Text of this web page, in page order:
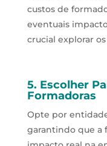
custos de
eventuais
crucial explorar
5. Escolher
Formadoras
Opte por
garantindo que a